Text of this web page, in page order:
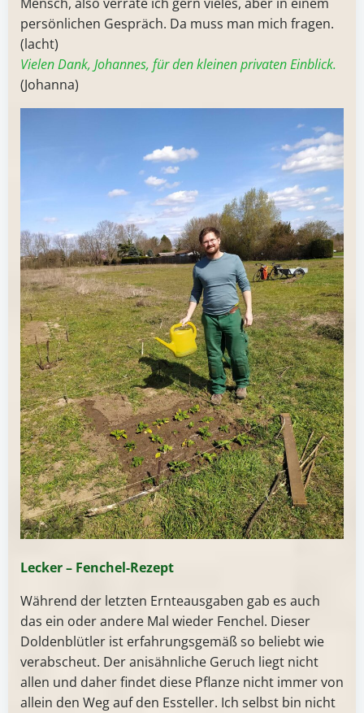
persönlichen Gespräch. Da muss man mich fragen.
(lacht)
Vielen Dank, Johannes, für den kleinen privaten Einblick.
(Johanna)
Lecker – Fenchel-Rezept
Während der letzten Ernteausgaben gab es auch
das ein oder andere Mal wieder Fenchel. Dieser
Doldenblütler ist erfahrungsgemäß so beliebt wie
verabscheut. Der anisähnliche Geruch liegt nicht
allen und daher findet diese Pflanze nicht immer von
allein den Weg auf den Essteller. Ich selbst bin nicht